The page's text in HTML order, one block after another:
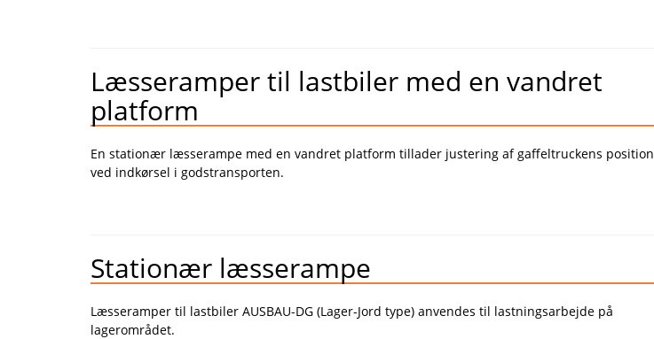
Læsseramper til lastbiler med en vandret
platform
En stationær læsserampe med en vandret platform tillader justering af gaffeltruckens position
ved indkørsel i godstransporten.
Stationær læsserampe
Læsseramper til lastbiler AUSBAU-DG (Lager-Jord type) anvendes til lastningsarbejde på
lagerområdet.